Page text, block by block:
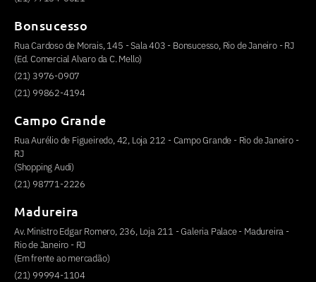
Bonsucesso
Rua Cardoso de Morais, 145 - Sala 403 - Bonsucesso, Rio de Janeiro - RJ
(Ed. Comercial Alvaro da C. Mello)
(21) 3976-0907
(21) 99862-4194
Campo Grande
Rua Aurélio de Figueiredo, 42, Loja 212 - Campo Grande - Rio de Janeiro -
RJ
(Shopping Audi)
(21) 98771-2226
Madureira
Av. Ministro Edgar Romero, 236, Loja 211 - Galeria Palace - Madureira -
Rio de Janeiro - RJ
(Em frente ao mercadão)
(21) 99994-1104